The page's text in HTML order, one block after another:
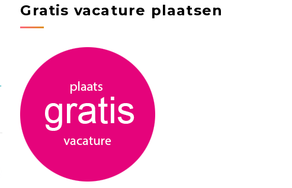
Gratis vacature plaatsen